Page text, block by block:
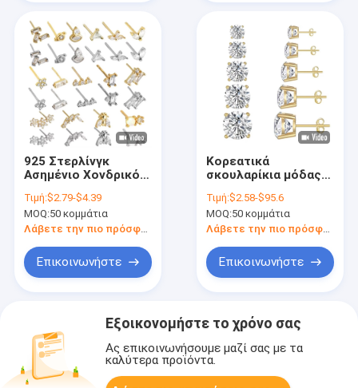
925 Στερλίνγκ
Ασημένιο Χονδρικό
Μινιμαλιστικά Μικρά
925 Στερλίνγκ
Ασημένιο Ζιρκόν
Χρυσάπελλα
Ακουστικά Γυναικών
Τιμή:$2.79-$4.39
MOQ:50 κομμάτια
Λάβετε την πιο πρόσφατη τιμή
Επικοινωνήστε
Κορεατικά
σκουλαρίκια μόδας
Στερλίνγκ Ασημένιο
Κλασικό Μονό
Διαμαντένιο
Ζιρκόνια Stud
σκουλαρίκια για
Τιμή:$2.58-$95.6
MOQ:50 κομμάτια
Λάβετε την πιο πρόσφατη τιμή
Επικοινωνήστε
Εξοικονομήστε το χρόνο σας
Ας επικοινωνήσουμε μαζί σας με τα
καλύτερα προϊόντα.